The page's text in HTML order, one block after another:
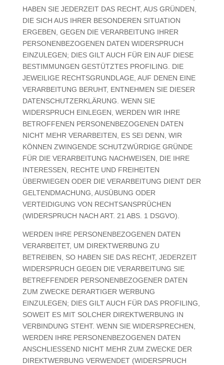
HABEN SIE JEDERZEIT DAS RECHT, AUS GRÜNDEN,
DIE SICH AUS IHRER BESONDEREN SITUATION
ERGEBEN, GEGEN DIE VERARBEITUNG IHRER
PERSONENBEZOGENEN DATEN WIDERSPRUCH
EINZULEGEN; DIES GILT AUCH FÜR EIN AUF DIESE
BESTIMMUNGEN GESTÜTZTES PROFILING. DIE
JEWEILIGE RECHTSGRUNDLAGE, AUF DENEN EINE
VERARBEITUNG BERUHT, ENTNEHMEN SIE DIESER
DATENSCHUTZERKLÄRUNG. WENN SIE
WIDERSPRUCH EINLEGEN, WERDEN WIR IHRE
BETROFFENEN PERSONENBEZOGENEN DATEN
NICHT MEHR VERARBEITEN, ES SEI DENN, WIR
KÖNNEN ZWINGENDE SCHUTZWÜRDIGE GRÜNDE
FÜR DIE VERARBEITUNG NACHWEISEN, DIE IHRE
INTERESSEN, RECHTE UND FREIHEITEN
ÜBERWIEGEN ODER DIE VERARBEITUNG DIENT DER
GELTENDMACHUNG, AUSÜBUNG ODER
VERTEIDIGUNG VON RECHTSANSPRÜCHEN
(WIDERSPRUCH NACH ART. 21 ABS. 1 DSGVO).
WERDEN IHRE PERSONENBEZOGENEN DATEN
VERARBEITET, UM DIREKTWERBUNG ZU
BETREIBEN, SO HABEN SIE DAS RECHT, JEDERZEIT
WIDERSPRUCH GEGEN DIE VERARBEITUNG SIE
BETREFFENDER PERSONENBEZOGENER DATEN
ZUM ZWECKE DERARTIGER WERBUNG
EINZULEGEN; DIES GILT AUCH FÜR DAS PROFILING,
SOWEIT ES MIT SOLCHER DIREKTWERBUNG IN
VERBINDUNG STEHT. WENN SIE WIDERSPRECHEN,
WERDEN IHRE PERSONENBEZOGENEN DATEN
ANSCHLIESSEND NICHT MEHR ZUM ZWECKE DER
DIREKTWERBUNG VERWENDET (WIDERSPRUCH